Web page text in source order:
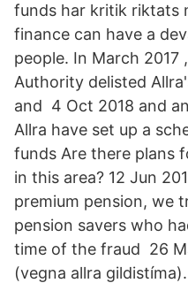
funds har kritik riktats
finance can have a
people. In March 2017
Authority delisted
and 4 Oct 2018 and
Allra have set up a
funds Are there plans
in this area? 12 Jun
premium pension, we
pension savers who
time of the fraud 26
(vegna allra gildistíma).